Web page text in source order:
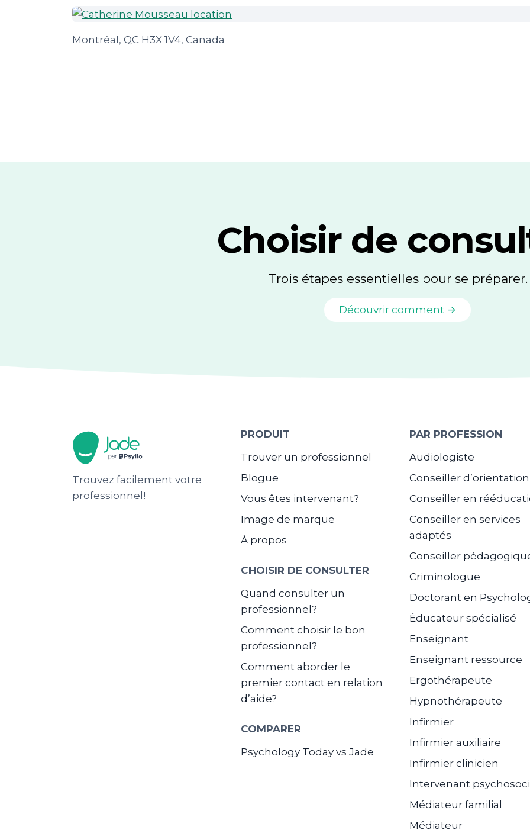
Montréal, QC H3X 1V4, Canada
Choisir de
Trois étapes essentielles pour se préparer.
Découvrir comment →
Trouvez facilement votre
professionnel!
PRODUIT
Trouver un professionnel
Blogue
Vous êtes intervenant?
Image de marque
À propos
CHOISIR DE CONSULTER
Quand consulter un
professionnel?
Comment choisir le bon
professionnel?
Comment aborder le
premier contact en relation
d’aide?
COMPARER
Psychology Today vs Jade
PAR PROFESSION
Audiologiste
Conseiller d’orientation
Conseiller en
Conseiller en services
adaptés
Conseiller
Criminologue
Doctorant en
Éducateur spécialisé
Enseignant
Enseignant ressource
Ergothérapeute
Hypnothérapeute
Infirmier
Infirmier auxiliaire
Infirmier clinicien
Intervenant
Médiateur familial
Médiateur